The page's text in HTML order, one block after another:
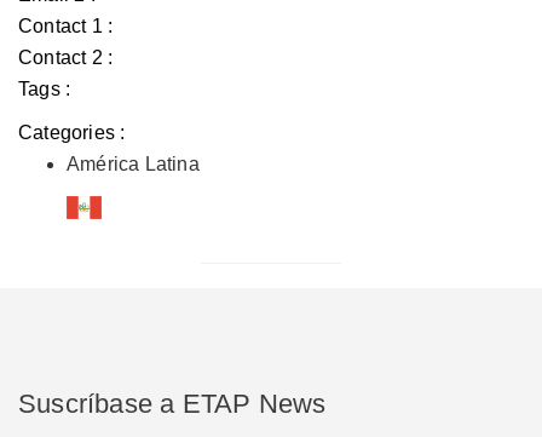
Contact 1 :
Contact 2 :
Tags :
Categories :
América Latina
Suscríbase a ETAP News